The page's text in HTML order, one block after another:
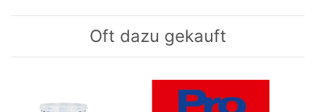
Oft dazu gekauft